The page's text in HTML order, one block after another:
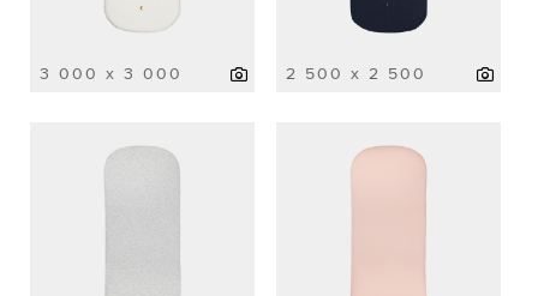
3 000 x 3 000 2 500 x 2 500